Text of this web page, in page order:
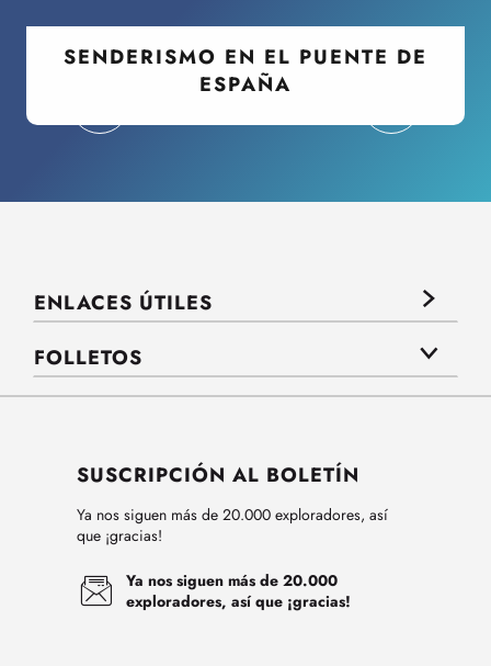
SENDERISMO EN EL PUENTE DE
ESPAÑA
ENLACES ÚTILES
FOLLETOS
SUSCRIPCIÓN AL BOLETÍN
Ya nos siguen más de 20.000 exploradores, así
que ¡gracias!
Ya nos siguen más de 20.000
exploradores, así que ¡gracias!